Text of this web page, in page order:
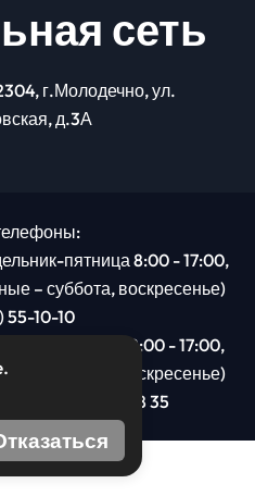
сеть
г.Молодечно, ул.
д.3А
пятница 8:00 - 17:00,
– суббота, воскресенье)
55-10-10
пятница 8:00 - 17:00,
– суббота, воскресенье)
+375 29 201 78 35